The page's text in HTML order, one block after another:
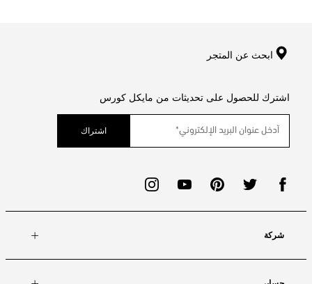
ابحث عن المتجر
اشترك للحصول على تحديثات من مايكل كورس
اشتراك
شركة